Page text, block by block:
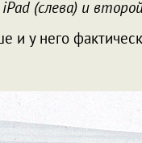
(слева) и
и у него